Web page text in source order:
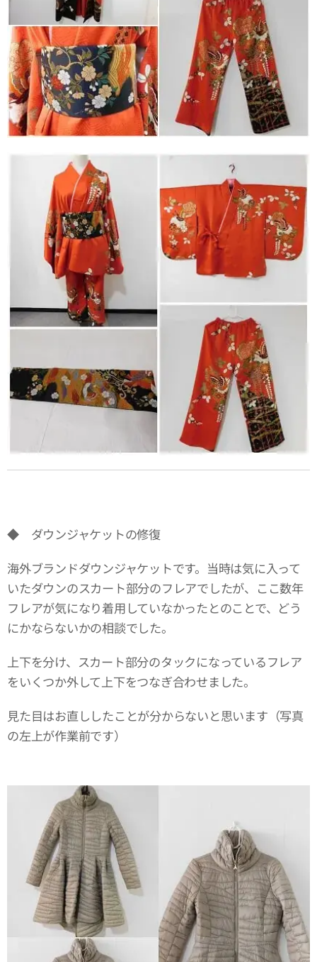
◆ ダウンジャケットの修復
海外ブランドダウンジャケットです。当時は気に入って
いたダウンのスカート部分のフレアでしたが、ここ数年
フレアが気になり着用していなかったとのことで、どう
にかならないかの相談でした。
上下を分け、スカート部分のタックになっているフレア
をいくつか外して上下をつなぎ合わせました。
見た目はお直ししたことが分からないと思います（写真
の左上が作業前です）